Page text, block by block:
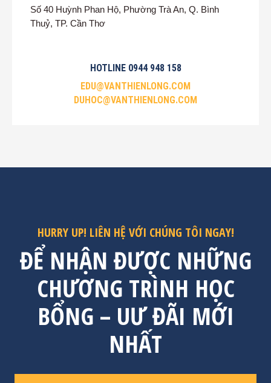
Số 40 Huỳnh Phan Hộ, Phường Trà An, Q. Bình
Thuỷ, TP. Cần Thơ
HOTLINE 0944 948 158
EDU@VANTHIENLONG.COM
DUHOC@VANTHIENLONG.COM
HURRY UP! LIÊN HỆ VỚI CHÚNG TÔI NGAY!
ĐỂ NHẬN ĐƯỢC NHỮNG
CHƯƠNG TRÌNH HỌC
BỔNG – UƯ ĐÃI MỚI
NHẤT